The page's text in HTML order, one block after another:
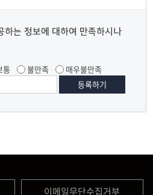
하는 정보에 대하여 만족하시나
통 불만족 매우불만족
이메일무단수집거부